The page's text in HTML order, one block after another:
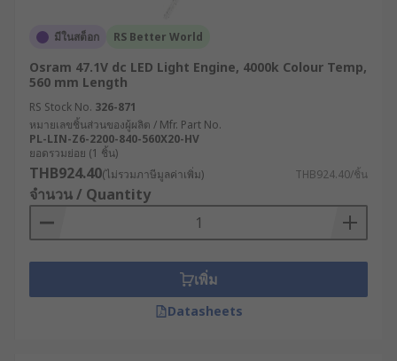
มีในสต็อก RS Better World
Osram 47.1V dc LED Light Engine, 4000k Colour Temp,
560 mm Length
RS Stock No. 326-871
หมายเลขชิ้นส่วนของผู้ผลิต / Mfr. Part No.
PL-LIN-Z6-2200-840-560X20-HV
ยอดรวมย่อย (1 ชิ้น)
THB924.40(ไม่รวมภาษีมูลค่าเพิ่ม) THB924.40/ชิ้น
จำนวน / Quantity
เพิ่ม
Datasheets